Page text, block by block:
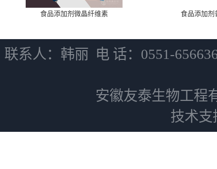
食品添加剂微晶纤维素 食品添加剂
联系人：韩丽 电 话：0551-
安徽友泰生物工程
技术